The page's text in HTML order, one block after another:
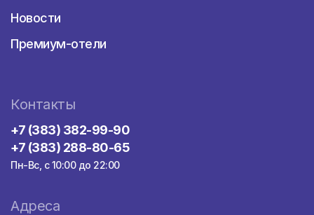
Новости
Премиум-отели
Контакты
+7 (383) 382-99-90
+7 (383) 288-80-65
Пн-Вс, с 10:00 до 22:00
Адреса